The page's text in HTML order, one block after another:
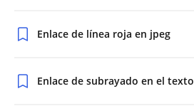
Enlace de línea roja en jpeg
Enlace de subrayado en el texto